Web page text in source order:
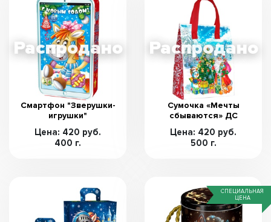
Смартфон "Зверушки-
игрушки"
Цена: 420 руб.
400 г.
Сумочка «Мечты
сбываются» ДС
Цена: 420 руб.
500 г.
СПЕЦИАЛЬНАЯ
ЦЕНА